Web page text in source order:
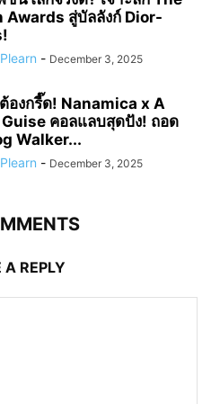
Awards สู่บัลลังก์ Dior-
- December 3, 2025
องกรี๊ด! Nanamica x A
คอลแลบสุดปัง! ถอด
Walker...
- December 3, 2025
A REPLY